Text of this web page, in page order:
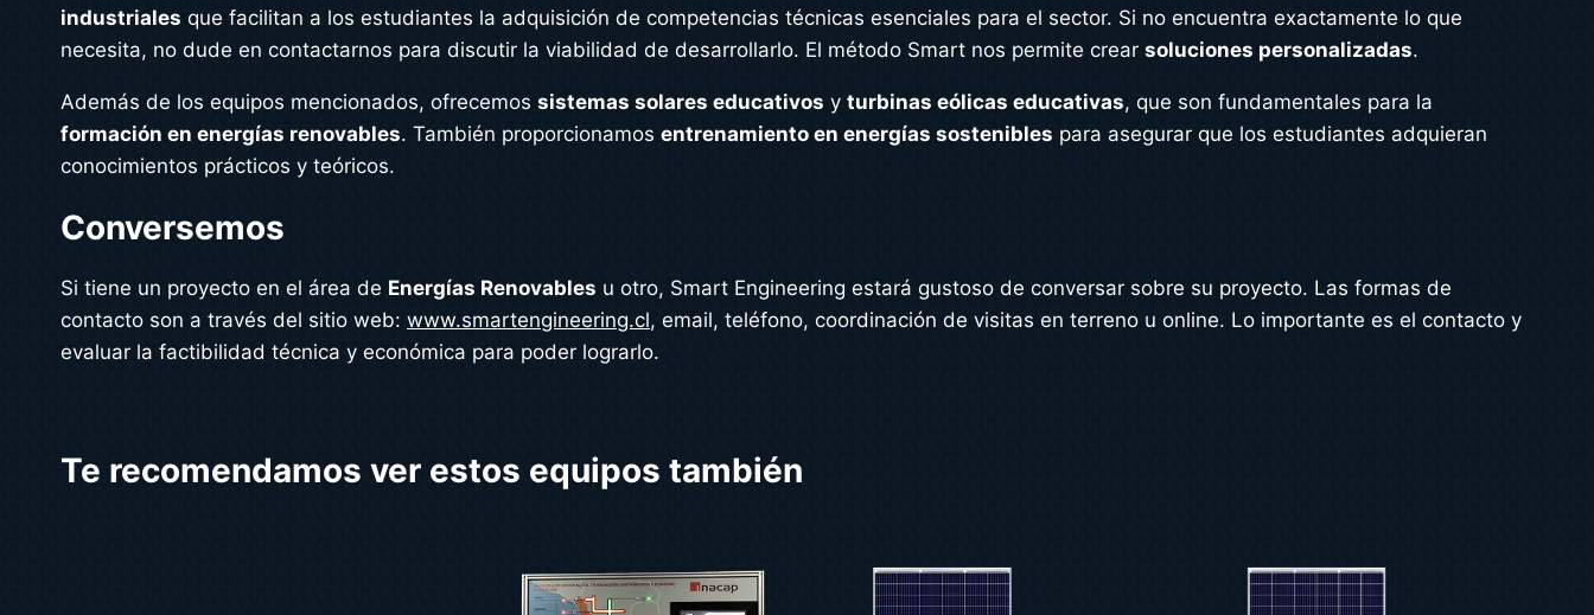
industriales que facilitan a los estudiantes la adquisición de competencias técnicas esenciales para el sector. Si no encuentra exactamente lo que
necesita, no dude en contactarnos para discutir la viabilidad de desarrollarlo. El método Smart nos permite crear soluciones personalizadas.
Además de los equipos mencionados, ofrecemos sistemas solares educativos y turbinas eólicas educativas, que son fundamentales para la
formación en energías renovables. También proporcionamos entrenamiento en energías sostenibles para asegurar que los estudiantes adquieran
conocimientos prácticos y teóricos.
Conversemos
Si tiene un proyecto en el área de Energías Renovables u otro, Smart Engineering estará gustoso de conversar sobre su proyecto. Las formas de
contacto son a través del sitio web: www.smartengineering.cl, email, teléfono, coordinación de visitas en terreno u online. Lo importante es el contacto y
evaluar la factibilidad técnica y económica para poder lograrlo.
Te recomendamos ver estos equipos también